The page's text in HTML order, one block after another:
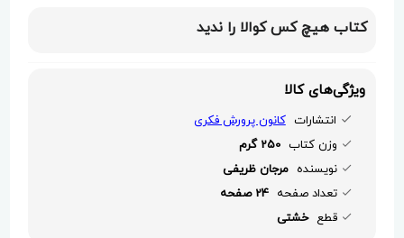
کتاب هیچ کس کوالا را ندید
ویژگی‌های کالا
انتشارات کانون پرورش فکری
وزن کتاب 250 گرم
نویسنده مرجان ظریفی
تعداد صفحه 24 صفحه
قطع خشتی